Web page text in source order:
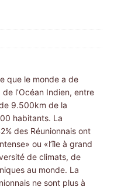
que le monde a de
l’Océan Indien, entre
9.500km de la
habitants. La
des Réunionnais ont
ou «l’île à grand
de climats, de
au monde. La
ne sont plus à